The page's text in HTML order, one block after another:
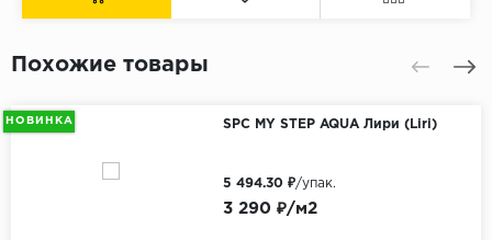
Похожие товары
НОВИНКА SPC MY STEP AQUA Лири (Liri)
3 290 ₽/м2
5 494.30 ₽/упак.